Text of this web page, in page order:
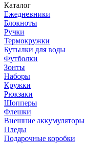
Каталог
Ежедневники
Блокноты
Ручки
Термокружки
Бутылки для воды
Футболки
Зонты
Наборы
Кружки
Рюкзаки
Шопперы
Флешки
Внешние аккумуляторы
Пледы
Подарочные коробки